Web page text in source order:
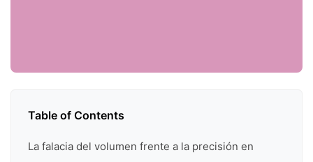
Table of Contents
La falacia del volumen frente a la precisión en